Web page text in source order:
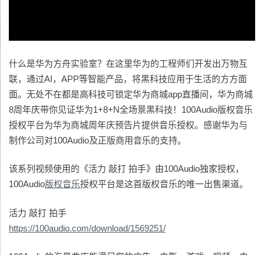
什么是华为方舟实验室？在这里华为的工程师们开发出万物互
联，通过AI，APP等智能产品，将黑科技应用于生活的方方面
面。无处不在都是高科技可锁定华为商城app直播间，华为商城
8周年庆带你见证华为1+8+N全场景黑科技！100Audio版权音乐
授权平台为华为商城周年庆预告片提供音乐授权。感谢华为与
制作公司对100Audio及正版商用音乐的支持。
该系列视频使用的《活力 敲打 拍手》由100Audio独家授权，
100Audio版权音乐授权平台是这首版权音乐的唯一出售渠道。
活力 敲打 拍手
https://100audio.com/download/1569251/